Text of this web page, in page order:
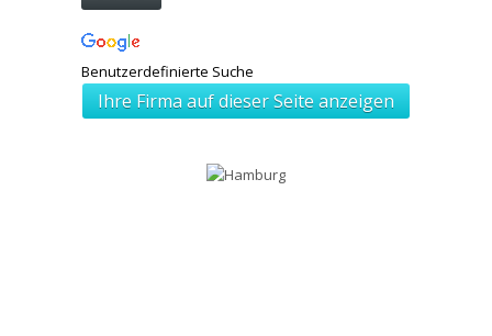
Benutzerdefinierte Suche
Ihre Firma auf dieser Seite anzeigen